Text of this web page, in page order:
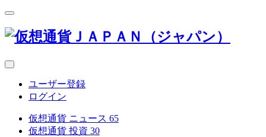
ユーザー登録
ログイン
仮想通貨 ニュース 65
仮想通貨 投資 30